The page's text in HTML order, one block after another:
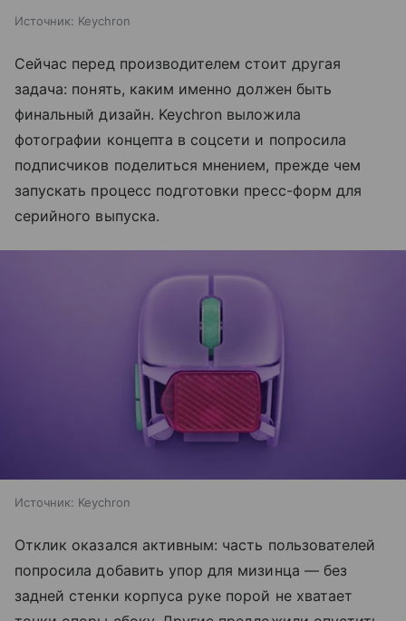
Источник: Keychron
Сейчас перед производителем стоит другая
задача: понять, каким именно должен быть
финальный дизайн. Keychron выложила
фотографии концепта в соцсети и попросила
подписчиков поделиться мнением, прежде чем
запускать процесс подготовки пресс-форм для
серийного выпуска.
Источник: Keychron
Отклик оказался активным: часть пользователей
попросила добавить упор для мизинца — без
задней стенки корпуса руке порой не хватает